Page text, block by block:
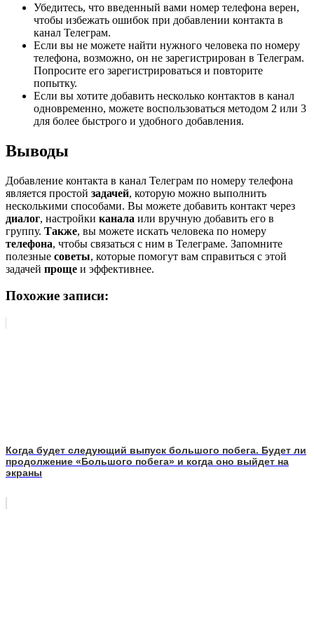
Убедитесь, что введенный вами номер телефона верен,
чтобы избежать ошибок при добавлении контакта в
канал Телеграм.
Если вы не можете найти нужного человека по номеру
телефона, возможно, он не зарегистрирован в Телеграм.
Попросите его зарегистрироваться и повторите
попытку.
Если вы хотите добавить несколько контактов в канал
одновременно, можете воспользоваться методом 2 или 3
для более быстрого и удобного добавления.
Выводы
Добавление контакта в канал Телеграм по номеру телефона
является простой задачей, которую можно выполнить
несколькими способами. Вы можете добавить контакт через
диалог, настройки канала или вручную добавить его в
группу. Также, вы можете искать человека по номеру
телефона, чтобы связаться с ним в Телеграме. Запомните
полезные советы, которые помогут вам справиться с этой
задачей проще и эффективнее.
Похожие записи:
Когда будет следующий выпуск большого побега. Будет ли
продолжение «Большого побега» и когда оно выйдет на
экраны